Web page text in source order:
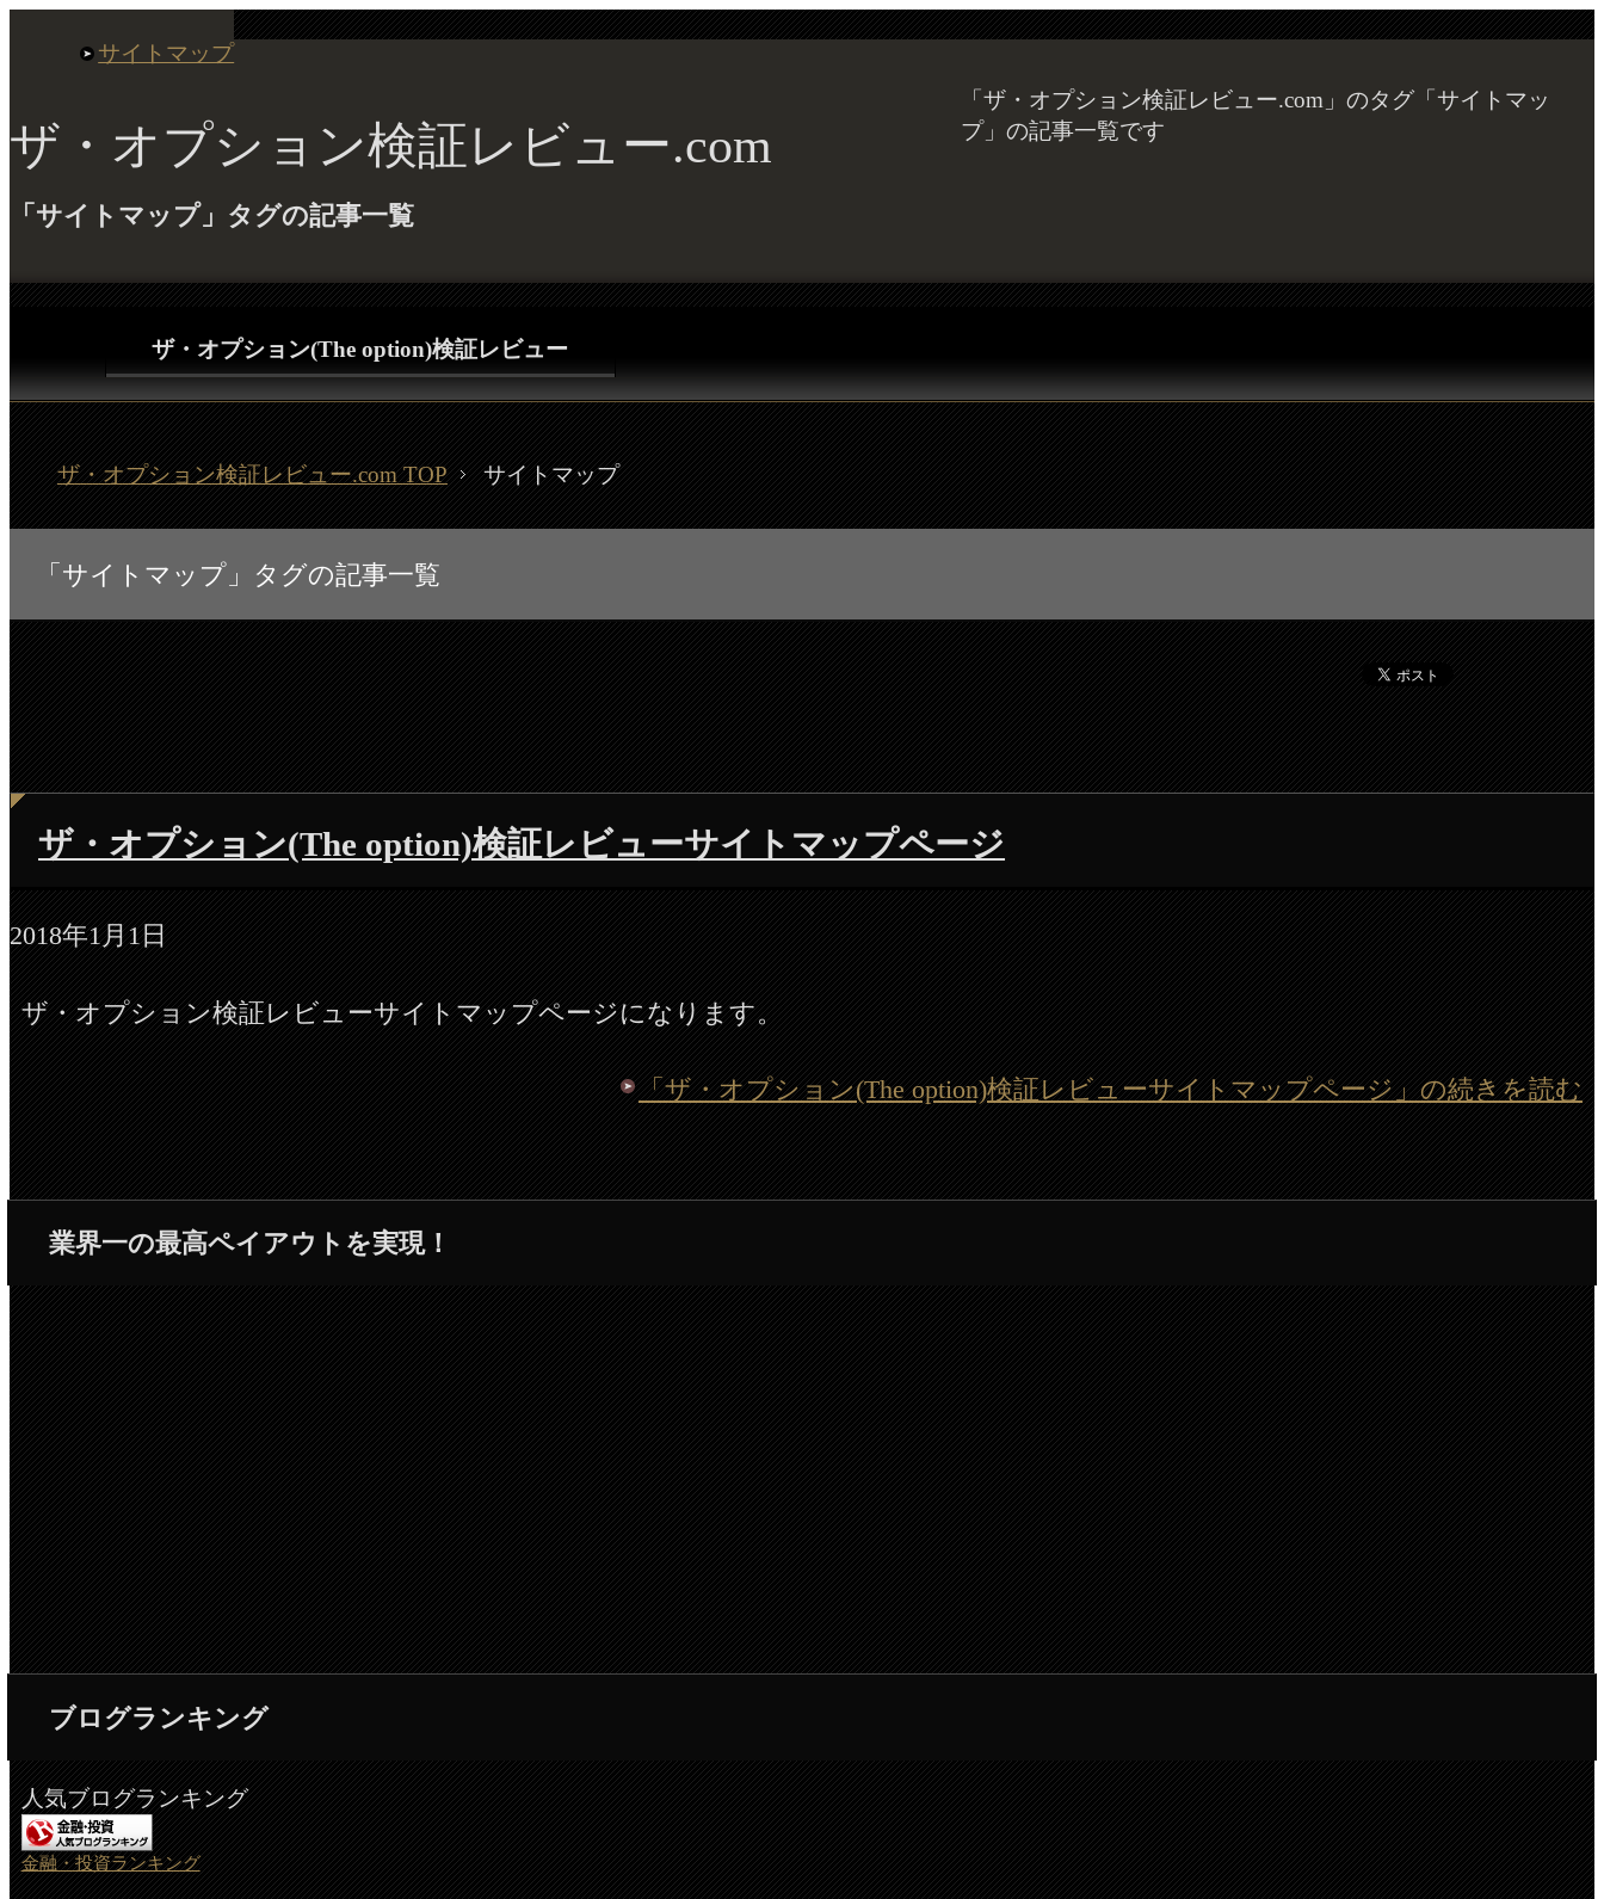
ザ・オプション検証レビュー.com
「サイトマップ」タグの記事一覧
「ザ・オプション検証レビュー.com」のタグ「サイトマッ
プ」の記事一覧です
ザ・オプション(The option)検証レビュー
ザ・オプション検証レビュー.com TOP サイトマップ
「サイトマップ」タグの記事一覧
ザ・オプション(The option)検証レビューサイトマップページ
2018年1月1日
ザ・オプション検証レビューサイトマップページになります。
「ザ・オプション(The option)検証レビューサイトマップページ」の続きを読む
業界一の最高ペイアウトを実現！
ブログランキング
人気ブログランキング
金融・投資ランキング
サイトマップ